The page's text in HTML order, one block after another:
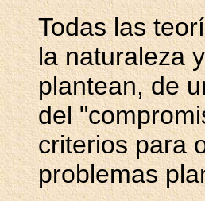
Todas las
la naturaleza
plantean, de
del
criterios para
problemas